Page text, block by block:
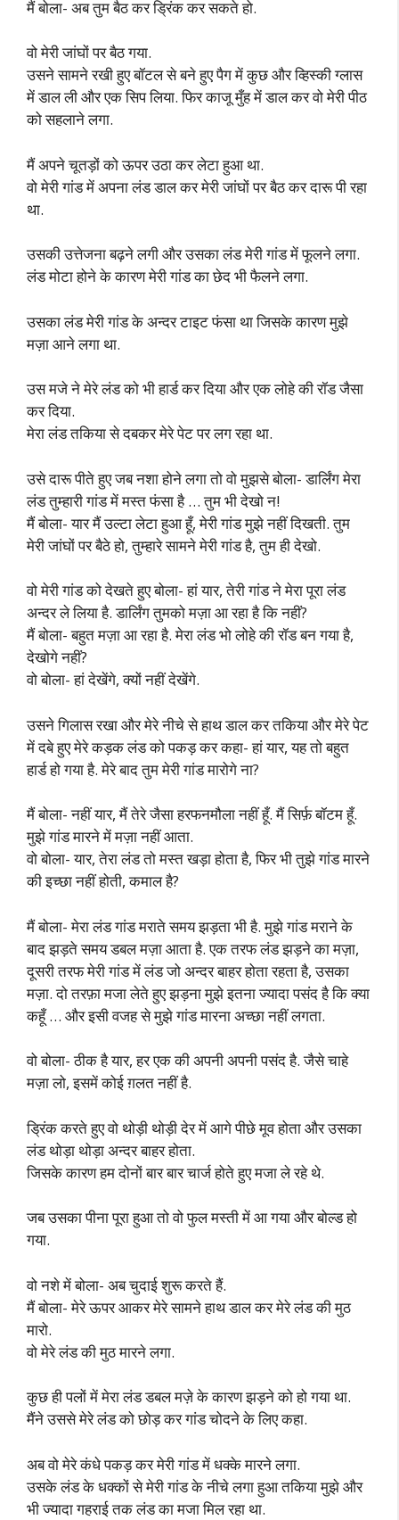
मैं बोला- अब तुम बैठ कर ड्रिंक कर सकते हो.
वो मेरी जांघों पर बैठ गया.
उसने सामने रखी हुए बॉटल से बने हुए पैग में कुछ और व्हिस्की ग्लास
में डाल ली और एक सिप लिया. फिर काजू मुँह में डाल कर वो मेरी पीठ
को सहलाने लगा.
मैं अपने चूतड़ों को ऊपर उठा कर लेटा हुआ था.
वो मेरी गांड में अपना लंड डाल कर मेरी जांघों पर बैठ कर दारू पी रहा
था.
उसकी उत्तेजना बढ़ने लगी और उसका लंड मेरी गांड में फूलने लगा.
लंड मोटा होने के कारण मेरी गांड का छेद भी फैलने लगा.
उसका लंड मेरी गांड के अन्दर टाइट फंसा था जिसके कारण मुझे
मज़ा आने लगा था.
उस मजे ने मेरे लंड को भी हार्ड कर दिया और एक लोहे की रॉड जैसा
कर दिया.
मेरा लंड तकिया से दबकर मेरे पेट पर लग रहा था.
उसे दारू पीते हुए जब नशा होने लगा तो वो मुझसे बोला- डार्लिंग मेरा
लंड तुम्हारी गांड में मस्त फंसा है … तुम भी देखो न!
मैं बोला- यार मैं उल्टा लेटा हुआ हूँ, मेरी गांड मुझे नहीं दिखती. तुम
मेरी जांघों पर बैठे हो, तुम्हारे सामने मेरी गांड है, तुम ही देखो.
वो मेरी गांड को देखते हुए बोला- हां यार, तेरी गांड ने मेरा पूरा लंड
अन्दर ले लिया है. डार्लिंग तुमको मज़ा आ रहा है कि नहीं?
मैं बोला- बहुत मज़ा आ रहा है. मेरा लंड भो लोहे की रॉड बन गया है,
देखोगे नहीं?
वो बोला- हां देखेंगे, क्यों नहीं देखेंगे.
उसने गिलास रखा और मेरे नीचे से हाथ डाल कर तकिया और मेरे पेट
में दबे हुए मेरे कड़क लंड को पकड़ कर कहा- हां यार, यह तो बहुत
हार्ड हो गया है. मेरे बाद तुम मेरी गांड मारोगे ना?
मैं बोला- नहीं यार, मैं तेरे जैसा हरफनमौला नहीं हूँ. मैं सिर्फ़ बॉटम हूँ.
मुझे गांड मारने में मज़ा नहीं आता.
वो बोला- यार, तेरा लंड तो मस्त खड़ा होता है, फिर भी तुझे गांड मारने
की इच्छा नहीं होती, कमाल है?
मैं बोला- मेरा लंड गांड मराते समय झड़ता भी है. मुझे गांड मराने के
बाद झड़ते समय डबल मज़ा आता है. एक तरफ लंड झड़ने का मज़ा,
दूसरी तरफ मेरी गांड में लंड जो अन्दर बाहर होता रहता है, उसका
मज़ा. दो तरफ़ा मजा लेते हुए झड़ना मुझे इतना ज्यादा पसंद है कि क्या
कहूँ … और इसी वजह से मुझे गांड मारना अच्छा नहीं लगता.
वो बोला- ठीक है यार, हर एक की अपनी अपनी पसंद है. जैसे चाहे
मज़ा लो, इसमें कोई ग़लत नहीं है.
ड्रिंक करते हुए वो थोड़ी थोड़ी देर में आगे पीछे मूव होता और उसका
लंड थोड़ा थोड़ा अन्दर बाहर होता.
जिसके कारण हम दोनों बार बार चार्ज होते हुए मजा ले रहे थे.
जब उसका पीना पूरा हुआ तो वो फुल मस्ती में आ गया और बोल्ड हो
गया.
वो नशे में बोला- अब चुदाई शुरू करते हैं.
मैं बोला- मेरे ऊपर आकर मेरे सामने हाथ डाल कर मेरे लंड की मुठ
मारो.
वो मेरे लंड की मुठ मारने लगा.
कुछ ही पलों में मेरा लंड डबल मज़े के कारण झड़ने को हो गया था.
मैंने उससे मेरे लंड को छोड़ कर गांड चोदने के लिए कहा.
अब वो मेरे कंधे पकड़ कर मेरी गांड में धक्के मारने लगा.
उसके लंड के धक्कों से मेरी गांड के नीचे लगा हुआ तकिया मुझे और
भी ज्यादा गहराई तक लंड का मजा मिल रहा था.